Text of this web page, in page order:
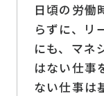
日頃の労働
らずに、リ
にも、マネ
はない仕事
ない仕事は